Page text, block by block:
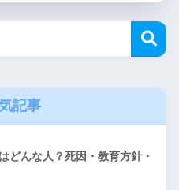
記事
どんな人？死因・教育方針・